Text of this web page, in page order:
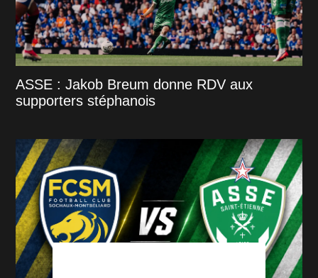
ASSE : Jakob Breum donne RDV aux
supporters stéphanois